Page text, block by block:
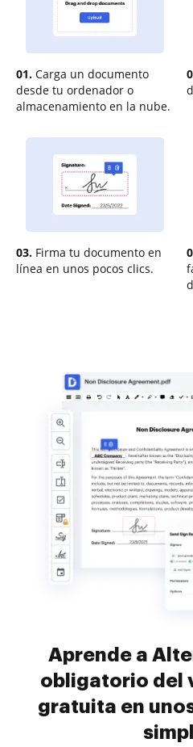
01. Carga un documento
desde tu ordenador o
almacenamiento en la nube.
03. Firma tu documento en
línea en unos pocos clics.
Aprende a
obligatorio del
gratuita en